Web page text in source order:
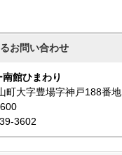
お問い合わせ
館ひまわり
大字豊場字神戸188番地
3602